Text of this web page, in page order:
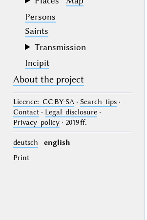
Persons
Saints
Transmission
Incipit
About the project
Licence: CC BY-SA· Search tips·
Contact· Legal disclosure·
Privacy policy· 2019 ff.
deutsch
english
Print